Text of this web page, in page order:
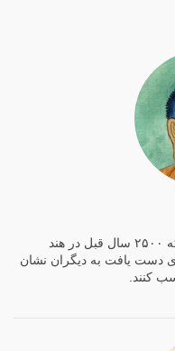
شاکیامونی بودا آموزگاری فوق‌العاده بود که ۲۵۰۰ سال قبل در هند
دست یافت به دیگران نشان
کنند.